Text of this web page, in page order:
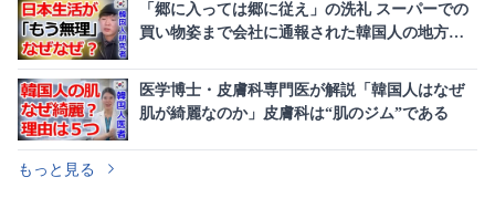
「郷に入っては郷に従え」の洗礼 スーパーでの
買い物姿まで会社に通報された韓国人の地方生
医学博士・皮膚科専門医が解説「韓国人はなぜ
肌が綺麗なのか」皮膚科は“肌のジム”である
もっと見る